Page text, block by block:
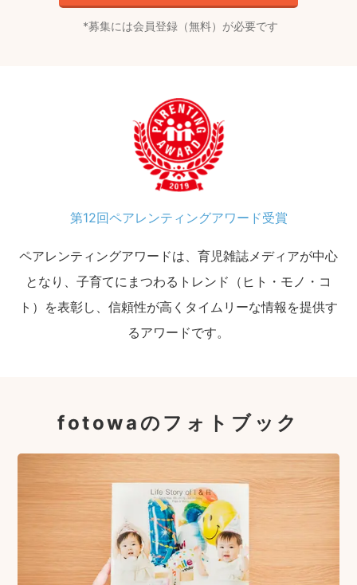
募集には会員登録（無料）が必要です
第12回ペアレンティングアワード受賞
ペアレンティングアワードは、育児雑誌メディアが中心
となり、子育てにまつわるトレンド（ヒト・モノ・コ
ト）を表彰し、信頼性が高くタイムリーな情報を提供す
るアワードです。
fotowaのフォトブック